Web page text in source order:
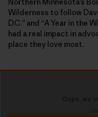
Wilderness to follow
D.C.” and “A Year in the
had a real impact in
place they love most.